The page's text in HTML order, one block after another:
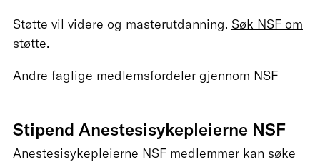
Støtte vil videre og masterutdanning. Søk NSF om
støtte.
Andre faglige medlemsfordeler gjennom NSF
Stipend Anestesisykepleierne NSF
Anestesisykepleierne NSF medlemmer kan søke